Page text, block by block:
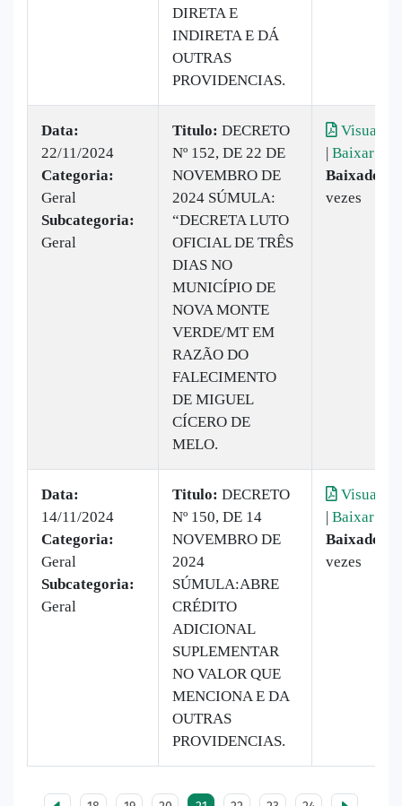
DIRETA E
INDIRETA E DÁ
OUTRAS
PROVIDENCIAS.
Data:
22/11/2024
Categoria:
Geral
Subcategoria:
Geral
Titulo: DECRETO
Nº 152, DE 22 DE
NOVEMBRO DE
2024 SÚMULA:
“DECRETA LUTO
OFICIAL DE TRÊS
DIAS NO
MUNICÍPIO DE
NOVA MONTE
VERDE/MT EM
RAZÃO DO
FALECIMENTO
DE MIGUEL
CÍCERO DE
MELO.
| Baixar
Baixado:
vezes
Data:
14/11/2024
Categoria:
Geral
Subcategoria:
Geral
Titulo: DECRETO
Nº 150, DE 14
NOVEMBRO DE
2024
SÚMULA:ABRE
CRÉDITO
ADICIONAL
SUPLEMENTAR
NO VALOR QUE
MENCIONA E DA
OUTRAS
PROVIDENCIAS.
| Baixar
Baixado:
vezes